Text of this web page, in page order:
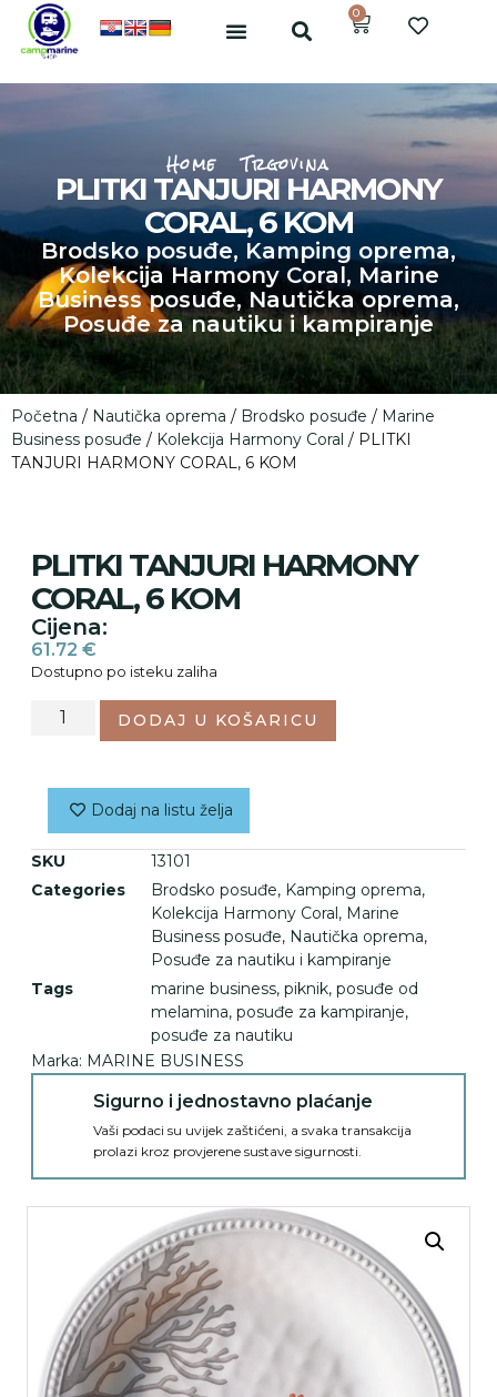
0
Home Trgovina
PLITKI TANJURI HARMONY
CORAL, 6 KOM
Brodsko posuđe, Kamping oprema,
Kolekcija Harmony Coral, Marine
Business posuđe, Nautička oprema,
Posuđe za nautiku i kampiranje
Početna / Nautička oprema / Brodsko posuđe / Marine
Business posuđe / Kolekcija Harmony Coral / PLITKI
TANJURI HARMONY CORAL, 6 KOM
PLITKI TANJURI HARMONY
CORAL, 6 KOM
Cijena:
61.72 €
Dostupno po isteku zaliha
DODAJ U KOŠARICU
Dodaj na listu želja
SKU
13101
Categories
Brodsko posuđe, Kamping oprema,
Kolekcija Harmony Coral, Marine
Business posuđe, Nautička oprema,
Posuđe za nautiku i kampiranje
Tags
marine business, piknik, posuđe od
melamina, posuđe za kampiranje,
posuđe za nautiku
Marka: MARINE BUSINESS
Sigurno i jednostavno plaćanje
Vaši podaci su uvijek zaštićeni, a svaka transakcija
prolazi kroz provjerene sustave sigurnosti.